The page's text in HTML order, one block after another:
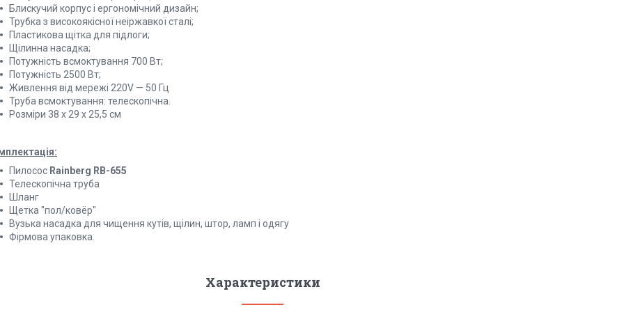
Блискучий корпус і ергономічний дизайн;
Трубка з високоякісної неіржавкої сталі;
Пластикова щітка для підлоги;
Щілинна насадка;
Потужність всмоктування 700 Вт;
Потужність 2500 Вт;
Живлення від мережі 220V — 50 Гц
Труба всмоктування: телескопічна.
Розміри 38 х 29 х 25,5 см
Пилосос Rainberg RB-655
Телескопічна труба
Шланг
Щетка "пол/ковёр"
Вузька насадка для чищення кутів, щілин, штор, ламп і одягу
Фірмова упаковка.
Характеристики